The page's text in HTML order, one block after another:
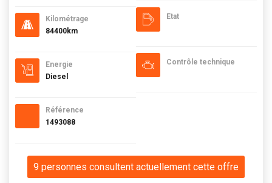
Kilométrage
84400km
Energie
Diesel
Référence
1493088
Etat
Contrôle technique
9 personnes consultent actuellement cette offre